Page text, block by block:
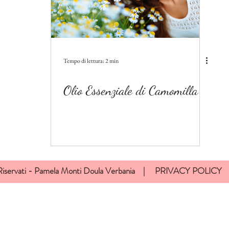
Tempo di lettura: 2 min
Olio Essenziale di Camomilla
- Pamela Monti Doula Verbania | PRIVACY POLICY